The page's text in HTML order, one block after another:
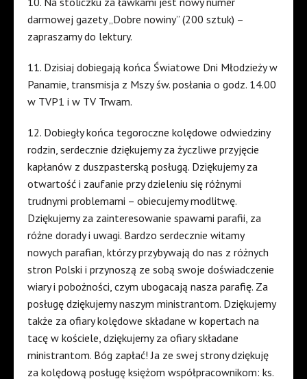
darmowej gazety „Dobre nowiny” (200 sztuk) –
zapraszamy do lektury.
11. Dzisiaj dobiegają końca Światowe Dni Młodzieży w
Panamie, transmisja z Mszy św. posłania o godz. 14.00
w TVP1 i w TV Trwam.
12. Dobiegły końca tegoroczne kolędowe odwiedziny
rodzin, serdecznie dziękujemy za życzliwe przyjęcie
kapłanów z duszpasterską posługą. Dziękujemy za
otwartość i zaufanie przy dzieleniu się różnymi
trudnymi problemami – obiecujemy modlitwę.
Dziękujemy za zainteresowanie spawami parafii, za
różne dorady i uwagi. Bardzo serdecznie witamy
nowych parafian, którzy przybywają do nas z różnych
stron Polski i przynoszą ze sobą swoje doświadczenie
wiary i pobożności, czym ubogacają nasza parafię. Za
posługę dziękujemy naszym ministrantom. Dziękujemy
także za ofiary kolędowe składane w kopertach na
tacę w kościele, dziękujemy za ofiary składane
ministrantom. Bóg zapłać! Ja ze swej strony dziękuję
za kolędową posługę księżom współpracownikom: ks.